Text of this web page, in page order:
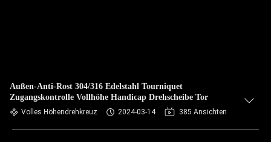
Außen-Anti-Rost 304/316 Edelstahl Tourniquet
Zugangskontrolle Vollhöhe Handicap Drehscheibe Tor
Volles Höhendrehkreuz 2024-03-14 385 Ansichten